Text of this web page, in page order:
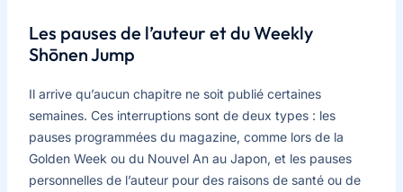
Les pauses de l’auteur et du Weekly
Shōnen Jump
Il arrive qu’aucun chapitre ne soit publié certaines
semaines. Ces interruptions sont de deux types : les
pauses programmées du magazine, comme lors de la
Golden Week ou du Nouvel An au Japon, et les pauses
personnelles de l’auteur pour des raisons de santé ou de